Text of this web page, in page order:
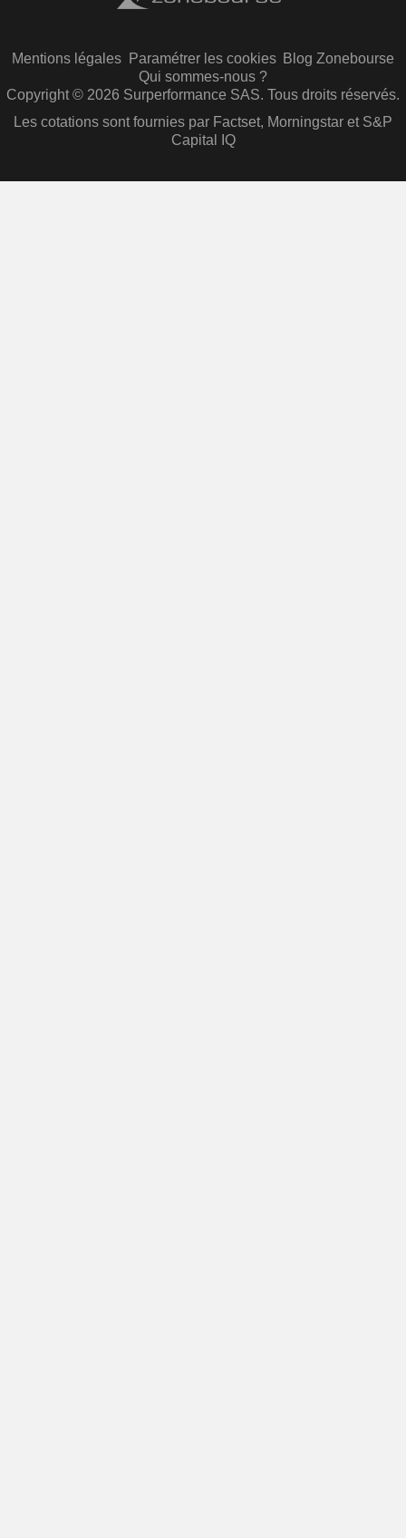
Mentions légales Paramétrer les cookies Blog Zonebourse
Qui sommes-nous ?
Copyright © 2026 Surperformance SAS. Tous droits réservés.
Les cotations sont fournies par Factset, Morningstar et S&P
Capital IQ